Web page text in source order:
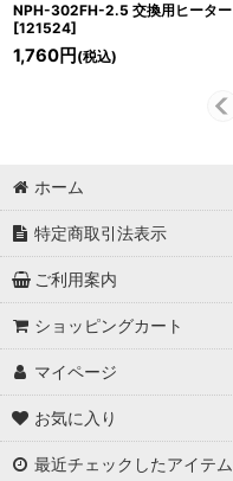
NPH-302FH-2.5 交換用ヒーター
[121524]
1,760円 (税込)
ホーム
特定商取引法表示
ご利用案内
ショッピングカート
マイページ
お気に入り
最近チェックしたアイテム